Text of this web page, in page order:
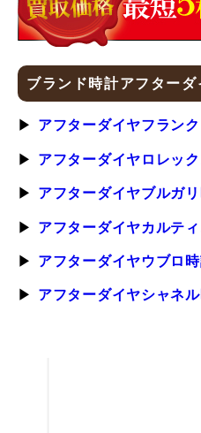
ブランド時計アフター
アフターダイヤフラン
アフターダイヤロレッ
アフターダイヤブルガ
アフターダイヤカルテ
アフターダイヤウブロ
アフターダイヤシャネ